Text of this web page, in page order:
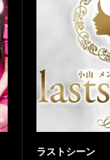
ラストシーン